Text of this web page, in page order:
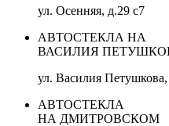
ул. Осенняя, д.29 с7
АВТОСТЕКЛА НА
ВАСИЛИЯ
ул. Василия Петушкова,
АВТОСТЕКЛА
НА ДМИТРОВСКОМ